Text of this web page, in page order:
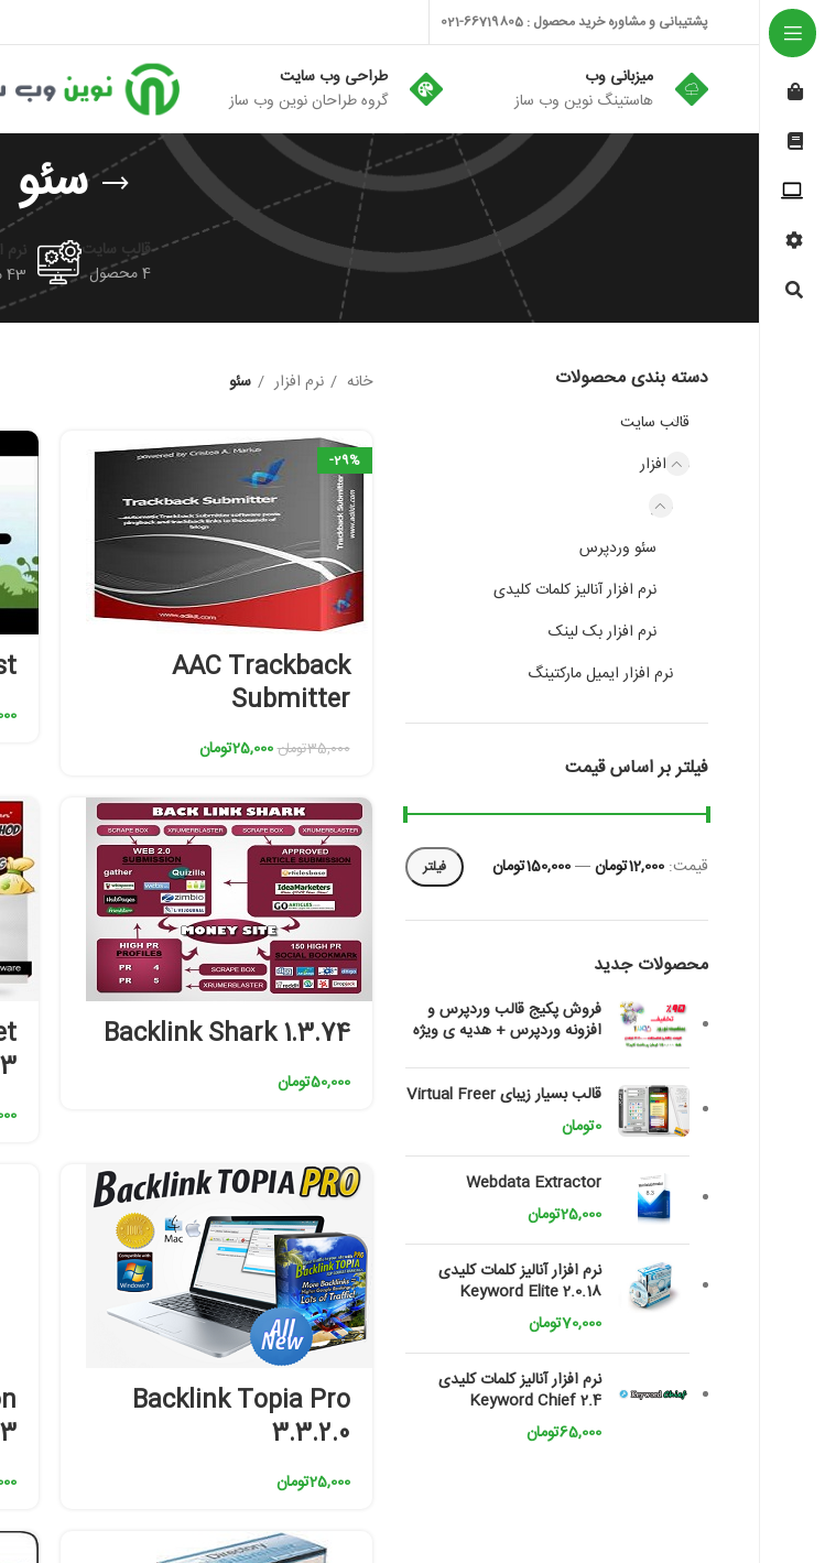
پشتیبانی و مشاوره خرید محصول : 66719805-021
میزبانی وب
هاستینگ نوین وب ساز
طراحی وب سایت
گروه طراحان نوین وب ساز
سئو
قالب سایت
4 محصول
نرم
43 محصول
دسته بندی محصولات
قالب سایت
نرم افزار
سئو
سئو وردپرس
نرم افزار آنالیز کلمات کلیدی
نرم افزار بک لینک
نرم افزار ایمیل مارکتینگ
فیلتر بر اساس قیمت
فیلتر قیمت: 12,000تومان —150,000تومان
محصولات جدید
فروش پکیج قالب وردپرس و
افزونه وردپرس + هدیه ی ویژه
قالب بسیار زیبای Virtual Freer
0تومان
Webdata Extractor
25,000تومان
نرم افزار آنالیز کلمات کلیدی
Keyword Elite 2.0.18
70,000تومان
نرم افزار آنالیز کلمات کلیدی
Keyword Chief 2.4
65,000تومان
خانه نرم افزار سئو
-29%
AAC Trackback
Submitter
35,000تومان25,000تومان
Backlink Shark 1.3.74
50,000تومان
Backlink Topia Pro
3.3.2.0
25,000تومان